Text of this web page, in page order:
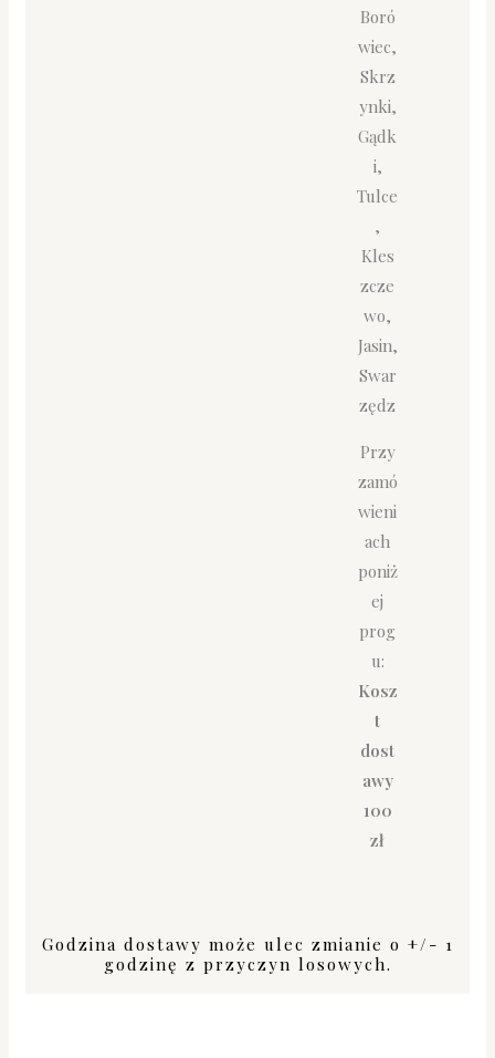
Boró
wiec,
Skrz
ynki,
Gądk
i,
Tulce
,
Kles
zcze
wo,
Jasin,
Swar
zędz
Przy
zamó
wieni
ach
poniż
ej
prog
u:
Kosz
t
dost
awy
100
zł
Godzina dostawy może ulec zmianie o +/- 1
godzinę z przyczyn losowych.